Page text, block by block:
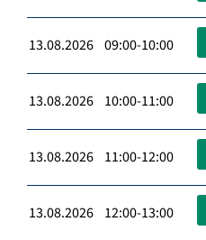
13.08.2026 09:00-10:00
13.08.2026 10:00-11:00
13.08.2026 11:00-12:00
13.08.2026 12:00-13:00